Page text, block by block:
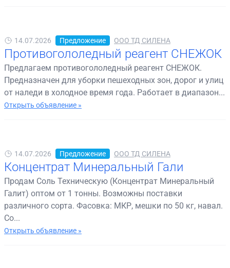
14.07.2026 Предложение ООО ТД СИЛЕНА
Противогололедный реагент СНЕЖОК
Предлагаем противогололедный реагент СНЕЖОК.
Предназначен для уборки пешеходных зон, дорог и улиц
от наледи в холодное время года. Работает в диапазон...
Открыть объявление »
14.07.2026 Предложение ООО ТД СИЛЕНА
Концентрат Минеральный Гали
Продам Соль Техническую (Концентрат Минеральный
Галит) оптом от 1 тонны. Возможны поставки
различного сорта. Фасовка: МКР, мешки по 50 кг, навал.
Со...
Открыть объявление »